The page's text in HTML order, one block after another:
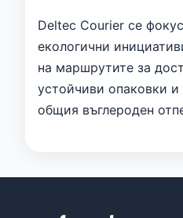
Deltec Courier се
екологични
на маршрутите за
устойчиви опаковки и
общия въглероден